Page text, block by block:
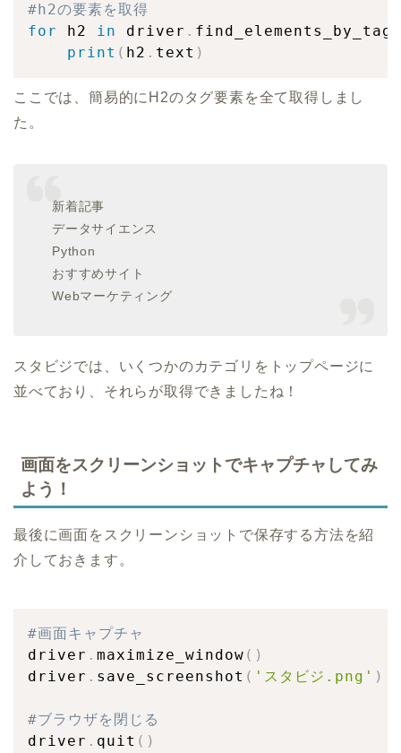
#h2の要素を取得
for
h2 in driver .
print ( h2 . text )
ここでは、簡易的にH2のタグ要素を全て取得しまし
た。
新着記事
データサイエンス
Python
おすすめサイト
Webマーケティング
スタビジでは、いくつかのカテゴリをトップページに
並べており、それらが取得できましたね！
画面をスクリーンショットでキャプチャしてみ
よう！
最後に画面をスクリーンショットで保存する方法を紹
介しておきます。
#画面キャプチャ
driver . maximize_window ( )
driver . save_screenshot ( 'スタビジ.png' )
#ブラウザを閉じる
driver . quit ( )